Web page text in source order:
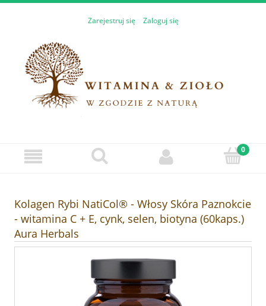
Zarejestruj się Zaloguj się
Kolagen Rybi NatiCol® - Włosy Skóra Paznokcie
- witamina C + E, cynk, selen, biotyna (60kaps.)
Aura Herbals